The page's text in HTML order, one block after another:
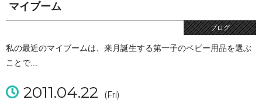
マイブーム
ブログ
私の最近のマイブームは、来月誕生する第一子のベビー用品を選ぶ
ことで...
2011.04.22 (Fri)